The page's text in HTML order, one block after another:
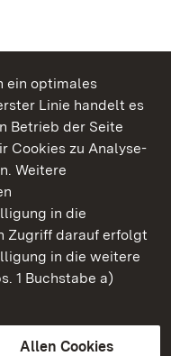
ein optimales
Linie handelt es
Betrieb der Seite
Cookies zu Analyse-
Weitere
in die
Zugriff darauf erfolgt
in die weitere
1 Buchstabe a)
Allen Cookies
Württemberg